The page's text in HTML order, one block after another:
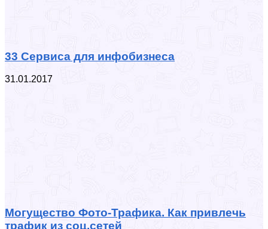
33 Сервиса для инфобизнеса
31.01.2017
Могущество Фото-Трафика. Как привлечь
трафик из соц.сетей